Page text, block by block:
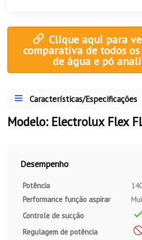
Clique aqui para
comparativa de todos
de água e pó
Características/Especificações
Modelo: Electrolux Flex
Desempenho
Potência
Performance função aspirar
Controle de sucção
Regulagem de potência